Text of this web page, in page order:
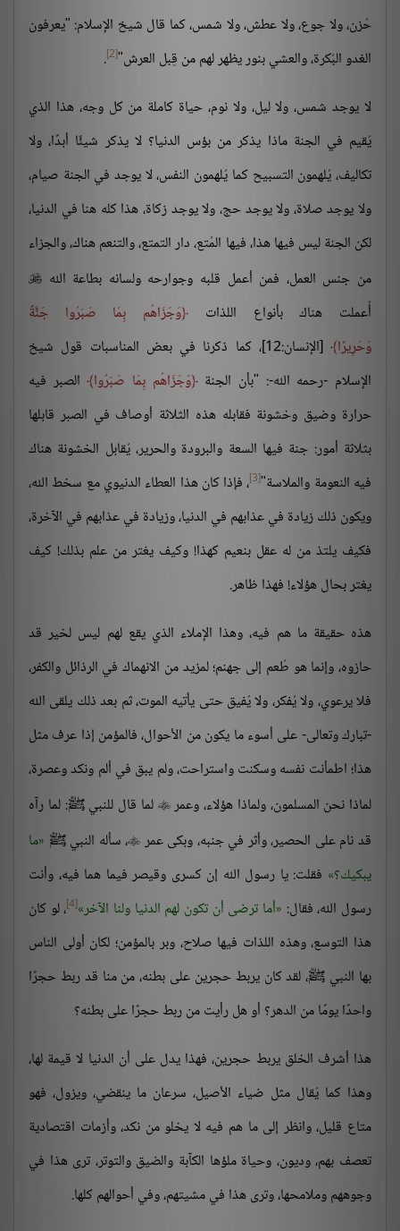
حُزن، ولا جوع، ولا عطش، ولا شمس، كما قال شيخ الإسلام: "يعرفون
الغدو البُكرة، والعشي بنور يظهر لهم من قِبل العرش"[2]
.
لا يوجد شمس، ولا ليل، ولا نوم، حياة كاملة من كل وجه، هذا الذي
يُقيم في الجنة ماذا يذكر من بؤس الدنيا؟ لا يذكر شيئًا أبدًا، ولا
تكاليف، يُلهمون التسبيح كما يُلهمون النفس، لا يوجد في الجنة صيام،
ولا يوجد صلاة، ولا يوجد حج، ولا يوجد زكاة، هذا كله هنا في الدنيا،
لكن الجنة ليس فيها هذا، فيها المُتع، دار التمتع، والتنعم هناك، والجزاء
من جنس العمل، فمن أعمل قلبه وجوارحه ولسانه بطاعة الله 
أُعملت هناك بأنواع اللذات
وَجَزَاهُم بِمَا صَبَرُوا جَنَّةً
وَحَرِيرًا
[الإنسان:12]، كما ذكرنا في بعض المناسبات قول شيخ
الإسلام -رحمه الله-: "بأن الجنة وَجَزَاهُم بِمَا صَبَرُوا الصبر فيه
حرارة وضيق وخشونة فقابله هذه الثلاثة أوصاف في الصبر قابلها
بثلاثة أمور: جنة فيها السعة والبرودة والحرير، يُقابل الخشونة هناك
فيه النعومة والملاسة"[3] ، فإذا كان هذا العطاء الدنيوي مع سخط الله،
ويكون ذلك زيادة في عذابهم في الدنيا، وزيادة في عذابهم في الآخرة،
فكيف يلتذ من له عقل بنعيم كهذا! وكيف يغتر من علم بذلك! كيف
يغتر بحال هؤلاء! فهذا ظاهر.
هذه حقيقة ما هم فيه، وهذا الإملاء الذي يقع لهم ليس لخير قد
حازوه، وإنما هو طُعم إلى جهنم؛ لمزيد من الانهماك في الرذائل والكفر،
فلا يرعوي، ولا يُفكر، ولا يُفيق حتى يأتيه الموت، ثم بعد ذلك يلقى الله
-تبارك وتعالى- على أسوء ما يكون من الأحوال، فالمؤمن إذا عرف مثل
هذا؛ اطمأنت نفسه وسكنت واستراحت، ولم يبق في ألم ونكد وعصرة،
لماذا نحن المسلمون، ولماذا هؤلاء، وعمر لما قال للنبي ﷺ: لما رآه
قد نام على الحصير، وأثر في جنبه، وبكى عمر ، سأله النبي ﷺ ما
يبكيك؟ فقلت: يا رسول الله إن كسرى وقيصر فيما هما فيه، وأنت
رسول الله، فقال: أما ترضى أن تكون لهم الدنيا ولنا الآخر [4] ، لو كان
هذا التوسع، وهذه اللذات فيها صلاح، وبر بالمؤمن؛ لكان أولى الناس
بها النبي ﷺ، لقد كان يربط حجرين على بطنه، من منا قد ربط حجرًا
واحدًا يومًا من الدهر؟ أو هل رأيت من ربط حجرًا على بطنه؟
هذا أشرف الخلق يربط حجرين، فهذا يدل على أن الدنيا لا قيمة لها،
وهذا كما يُقال مثل ضياء الأصيل، سرعان ما ينقضي، ويزول، فهو
متاع قليل، وانظر إلى ما هم فيه لا يخلو من نكد، وأزمات اقتصادية
تعصف بهم، وديون، وحياة ملؤها الكآبة والضيق والتوتر، ترى هذا في
وجوههم وملامحها، وترى هذا في مشيتهم، وفي أحوالهم كلها.